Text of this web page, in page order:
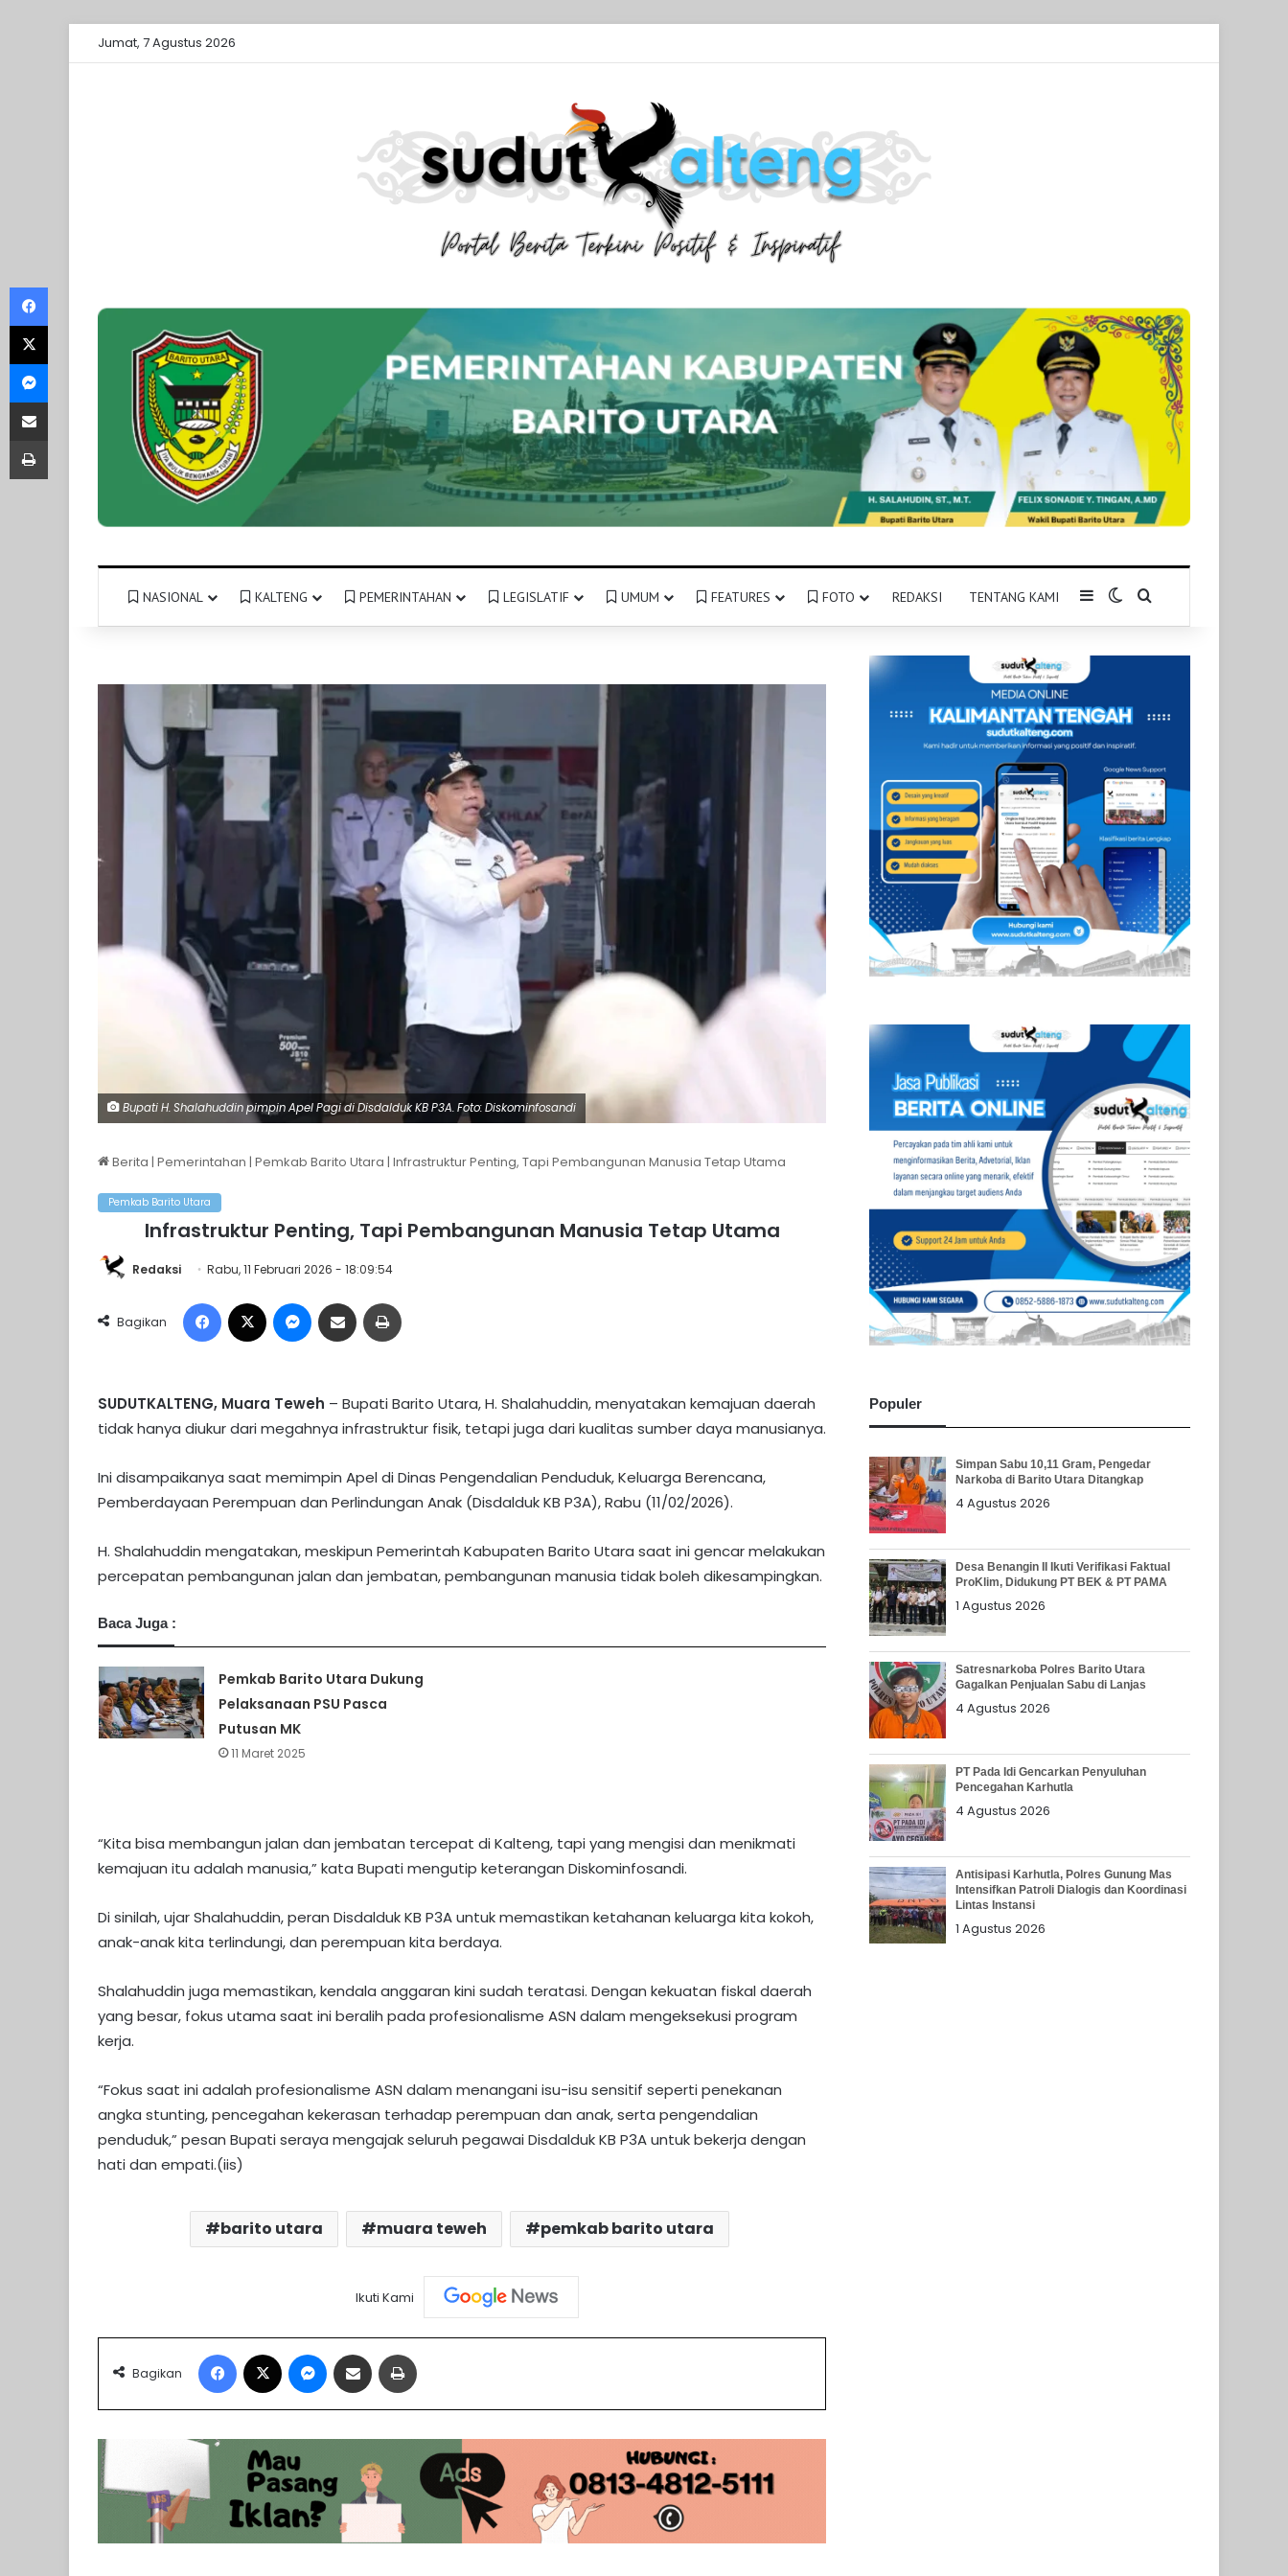
Jumat, 7 Agustus 2026
NASIONAL KALTENG PEMERINTAHAN LEGISLATIF UMUM FEATURES FOTO REDAKSI TENTANG KAMI SidebarSwitch skin
Pencarian untuk
Bupati H. Shalahuddin pimpin Apel Pagi di Disdalduk KB P3A. Foto: Diskominfosandi
Berita | Pemerintahan | Pemkab Barito Utara | Infrastruktur Penting, Tapi Pembangunan Manusia Tetap Utama
Pemkab Barito Utara
Infrastruktur Penting, Tapi Pembangunan Manusia Tetap Utama
Redaksi Rabu, 11 Februari 2026 - 18:09:54
Bagikan
Facebook Messenger
Share via Email
SUDUTKALTENG, Muara Teweh – Bupati Barito Utara, H. Shalahuddin, menyatakan kemajuan daerah
tidak hanya diukur dari megahnya infrastruktur fisik, tetapi juga dari kualitas sumber daya manusianya.
Ini disampaikanya saat memimpin Apel di Dinas Pengendalian Penduduk, Keluarga Berencana,
Pemberdayaan Perempuan dan Perlindungan Anak (Disdalduk KB P3A), Rabu (11/02/2026).
H. Shalahuddin mengatakan, meskipun Pemerintah Kabupaten Barito Utara saat ini gencar melakukan
percepatan pembangunan jalan dan jembatan, pembangunan manusia tidak boleh dikesampingkan.
Baca Juga :
Pemkab Barito Utara Dukung
Pelaksanaan PSU Pasca
Putusan MK
11 Maret 2025
“Kita bisa membangun jalan dan jembatan tercepat di Kalteng, tapi yang mengisi dan menikmati
kemajuan itu adalah manusia,” kata Bupati mengutip keterangan Diskominfosandi.
Di sinilah, ujar Shalahuddin, peran Disdalduk KB P3A untuk memastikan ketahanan keluarga kita kokoh,
anak-anak kita terlindungi, dan perempuan kita berdaya.
Shalahuddin juga memastikan, kendala anggaran kini sudah teratasi. Dengan kekuatan fiskal daerah
yang besar, fokus utama saat ini beralih pada profesionalisme ASN dalam mengeksekusi program
kerja.
“Fokus saat ini adalah profesionalisme ASN dalam menangani isu-isu sensitif seperti penekanan
angka stunting, pencegahan kekerasan terhadap perempuan dan anak, serta pengendalian
penduduk,” pesan Bupati seraya mengajak seluruh pegawai Disdalduk KB P3A untuk bekerja dengan
hati dan empati.(iis)
barito utara muara teweh pemkab barito utara
Ikuti Kami
Bagikan
Facebook Messenger
Share via Email
Sekda Barito Utara Ajak Ormas
Bersatu Jaga Kondusivitas Daerah
Instruksikan Langkah Cepat Jamin
Buka MTQH, Bupati Shalahuddin
Tekankan Nilai-Nilai Al-Quran
Populer
Simpan Sabu 10,11 Gram, Pengedar
Narkoba di Barito Utara Ditangkap
4 Agustus 2026
Desa Benangin II Ikuti Verifikasi Faktual
ProKlim, Didukung PT BEK & PT PAMA
1 Agustus 2026
Satresnarkoba Polres Barito Utara
Gagalkan Penjualan Sabu di Lanjas
4 Agustus 2026
PT Pada Idi Gencarkan Penyuluhan
Pencegahan Karhutla
4 Agustus 2026
Antisipasi Karhutla, Polres Gunung Mas
Intensifkan Patroli Dialogis dan Koordinasi
Lintas Instansi
1 Agustus 2026
Facebook
X
Messenger
Share via Email